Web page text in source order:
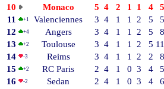
10
Monaco 5 4 2 1 1 4 5
11
+1 Valenciennes 3 4 1 1 2 5 5
12
+4 Angers 3 4 1 1 2 5 8
13
+2 Toulouse 3 4 1 1 2 5 11
14
-3 Reims 3 4 1 1 2 2 8
15
+2 RC Paris 2 4 1 0 3 4 5
16
-2 Sedan 2 4 1 0 3 4 6